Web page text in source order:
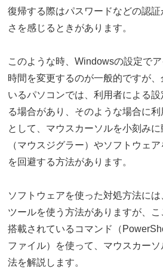
復帰する際はパスワードなどの認
さを感じるときがあります。
このような時、Windowsの設定で
時間を変更するのが一般的ですが
いるパソコンでは、利用者による
る場合があり、そのような場合に
として、マウスカーソルを小刻み
（マウスジグラー）やソフトウェ
を回避する方法があります。
ソフトウェアを使った対処方法に
ツールを使う方法がありますが、
搭載されているコマンド（
ファイル）を使って、マウスカー
法を解説します。